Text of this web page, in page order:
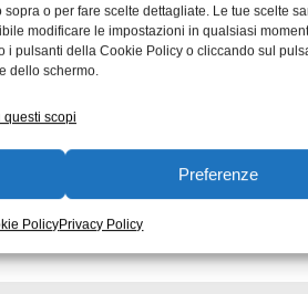
o per fare scelte dettagliate. Le tue scelte
modificare le impostazioni in qualsiasi
i pulsanti della Cookie Policy o cliccando sul
dello schermo.
questi scopi
Preferenze
PolicyPrivacy Policy
tra i diversi dispositivi,
tra le varie
comprensione della causa
soluzione supporta programmi
dei problemi ed una
System Recorder